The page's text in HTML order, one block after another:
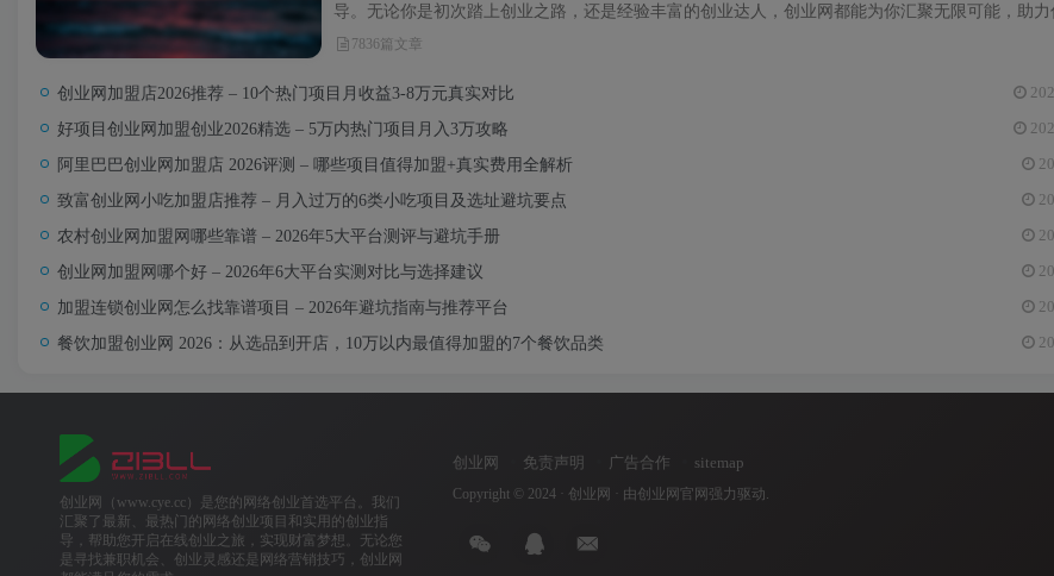
导。无论你是初次踏上创业之路，还是经验丰富的创业达人，创业网都能为你汇聚无限可能，助
想。
7836篇文章
创业网加盟店2026推荐 – 10个热门项目月收益3-8万元真实对比
好项目创业网加盟创业2026精选 – 5万内热门项目月入3万攻略
阿里巴巴创业网加盟店 2026评测 – 哪些项目值得加盟+真实费用全解析
致富创业网小吃加盟店推荐 – 月入过万的6类小吃项目及选址避坑要点
农村创业网加盟网哪些靠谱 – 2026年5大平台测评与避坑手册
创业网加盟网哪个好 – 2026年6大平台实测对比与选择建议
加盟连锁创业网怎么找靠谱项目 – 2026年避坑指南与推荐平台
餐饮加盟创业网 2026：从选品到开店，10万以内最值得加盟的7个餐饮品类
创业网（www.cye.cc）是您的网络创业首选平台。我们
汇聚了最新、最热门的网络创业项目和实用的创业指
导，帮助您开启在线创业之旅，实现财富梦想。无论您
是寻找兼职机会、创业灵感还是网络营销技巧，创业网
创业网 免责声明 广告合作 sitemap
Copyright © 2024 · 创业网 · 由创业网官网 强力驱动.